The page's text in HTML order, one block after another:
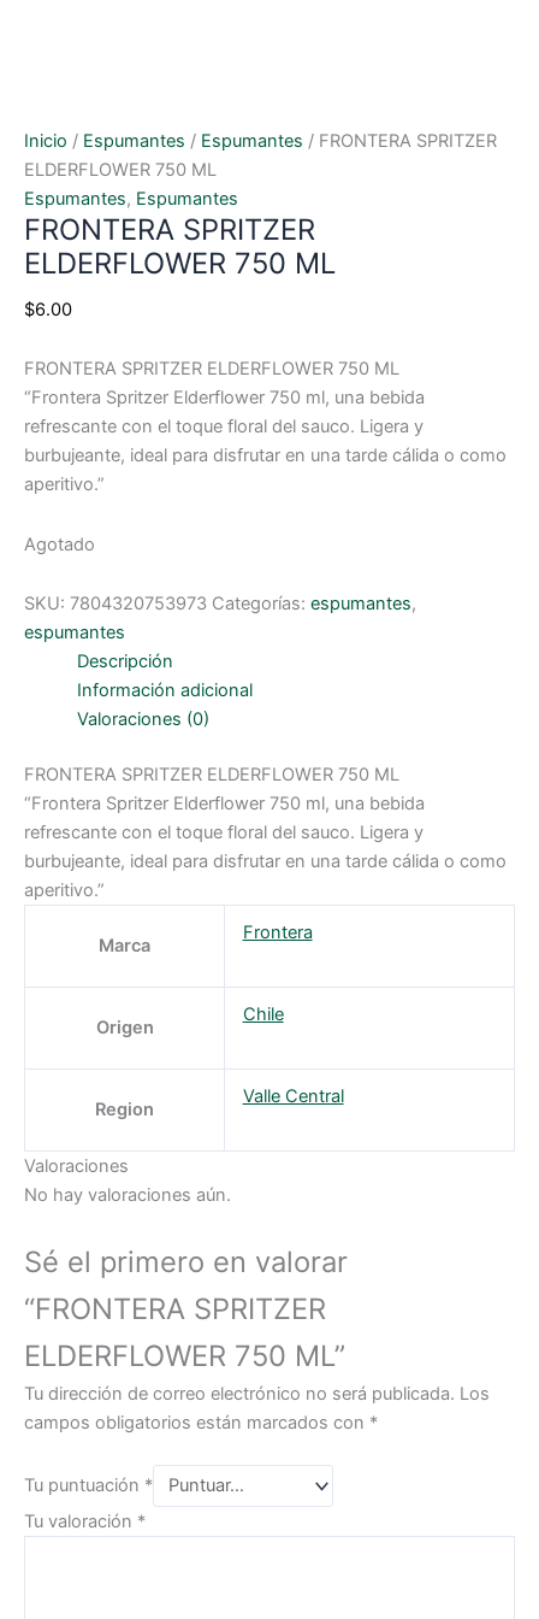
Inicio / Espumantes / Espumantes / FRONTERA SPRITZER
ELDERFLOWER 750 ML
Espumantes, Espumantes
FRONTERA SPRITZER
ELDERFLOWER 750 ML
$6.00
FRONTERA SPRITZER ELDERFLOWER 750 ML
“Frontera Spritzer Elderflower 750 ml, una bebida
refrescante con el toque floral del sauco. Ligera y
burbujeante, ideal para disfrutar en una tarde cálida o como
aperitivo.”
Agotado
SKU: 7804320753973 Categorías: espumantes,
espumantes
Descripción
Información adicional
Valoraciones (0)
FRONTERA SPRITZER ELDERFLOWER 750 ML
“Frontera Spritzer Elderflower 750 ml, una bebida
refrescante con el toque floral del sauco. Ligera y
burbujeante, ideal para disfrutar en una tarde cálida o como
aperitivo.”
Marca
Frontera
Origen
Chile
Region
Valle Central
Valoraciones
No hay valoraciones aún.
Sé el primero en valorar
“FRONTERA SPRITZER
ELDERFLOWER 750 ML”
Tu dirección de correo electrónico no será publicada. Los
campos obligatorios están marcados con *
Tu puntuación *
Tu valoración *